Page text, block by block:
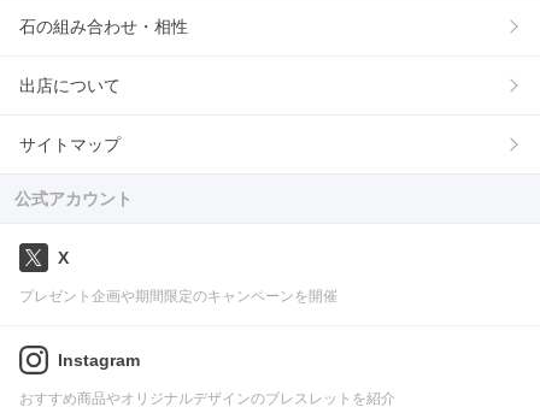
石の組み合わせ・相性
出店について
サイトマップ
公式アカウント
X
プレゼント企画や期間限定のキャンペーンを開催
Instagram
おすすめ商品やオリジナルデザインのブレスレットを紹介